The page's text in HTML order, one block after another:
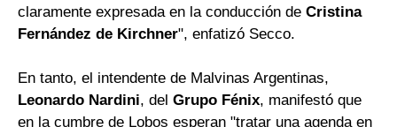
claramente expresada en la conducción de Cristina
Fernández de Kirchner", enfatizó Secco.
En tanto, el intendente de Malvinas Argentinas,
Leonardo Nardini, del Grupo Fénix, manifestó que
en la cumbre de Lobos esperan "tratar una agenda en